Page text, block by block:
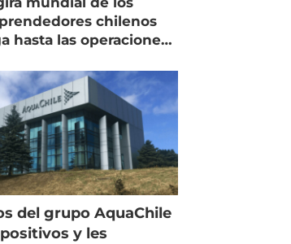
chilenos
hasta las operaciones
del grupo AquaChile
y les